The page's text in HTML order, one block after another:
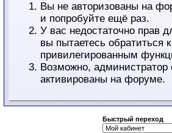
Вы не авторизованы на
и попробуйте ещё раз.
У вас недостаточно прав
вы пытаетесь обратиться
привилегированным
Возможно,
активированы на форуме.
Быстрый переход